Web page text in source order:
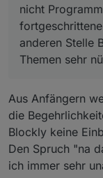
nicht
anderen Stelle
Themen sehr
Aus Anfängern
die
Blockly keine
Den Spruch "na
ich immer sehr